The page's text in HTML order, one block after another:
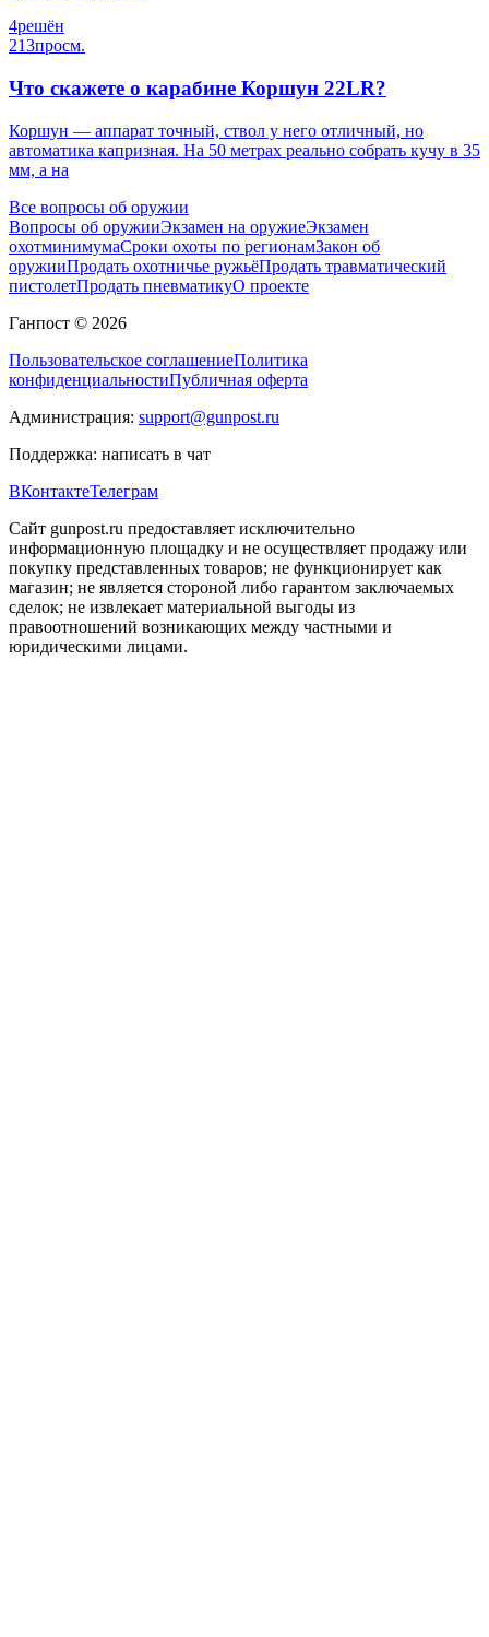
4решён
213просм.
Что скажете о карабине Коршун 22LR?
Коршун — аппарат точный, ствол у него отличный, но
автоматика капризная. На 50 метрах реально собрать кучу в 35
мм, а на
Все вопросы об оружии
Вопросы об оружииЭкзамен на оружиеЭкзамен
охотминимумаСроки охоты по регионамЗакон об
оружииПродать охотничье ружьёПродать травматический
пистолетПродать пневматикуО проекте
Ганпост © 2026
Пользовательское соглашениеПолитика
конфиденциальностиПубличная оферта
Администрация: support@gunpost.ru
Поддержка: написать в чат
ВКонтактеТелеграм
Сайт gunpost.ru предоставляет исключительно
информационную площадку и не осуществляет продажу или
покупку представленных товаров; не функционирует как
магазин; не является стороной либо гарантом заключаемых
сделок; не извлекает материальной выгоды из
правоотношений возникающих между частными и
юридическими лицами.